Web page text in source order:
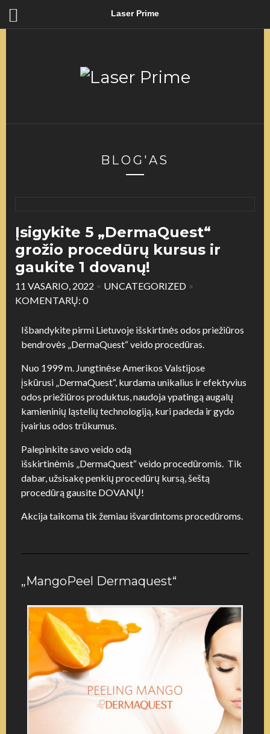
Laser Prime
BLOG'AS
Įsigykite 5 „DermaQuest“
grožio procedūrų kursus ir
gaukite 1 dovanų!
11 VASARIO, 2022 • UNCATEGORIZED •
KOMENTARŲ: 0
Išbandykite pirmi Lietuvoje išskirtinės odos priežiūros
bendrovės „DermaQuest“ veido procedūras.
Nuo 1999 m. Jungtinėse Amerikos Valstijose
įskūrusi „DermaQuest“, kurdama unikalius ir efektyvius
odos priežiūros produktus, naudoja ypatingą augalų
kamieninių ląstelių technologiją, kuri padeda ir gydo
įvairius odos trūkumus.
Palepinkite savo veido odą
išskirtinėmis „DermaQuest“ veido procedūromis. Tik
dabar, užsisakę penkių procedūrų kursą, šeštą
procedūrą gausite DOVANŲ!
Akcija taikoma tik žemiau išvardintoms procedūroms.
„MangoPeel Dermaquest“